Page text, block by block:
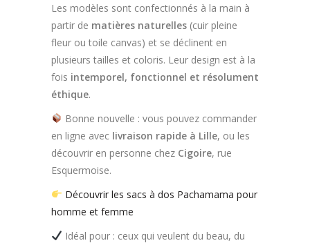
Les modèles sont confectionnés à la main à
partir de matières naturelles (cuir pleine
fleur ou toile canvas) et se déclinent en
plusieurs tailles et coloris. Leur design est à la
fois intemporel, fonctionnel et résolument
éthique.
Bonne nouvelle : vous pouvez commander
en ligne avec livraison rapide à Lille, ou les
découvrir en personne chez Cigoire, rue
Esquermoise.
Découvrir les sacs à dos Pachamama pour
homme et femme
Idéal pour : ceux qui veulent du beau, du